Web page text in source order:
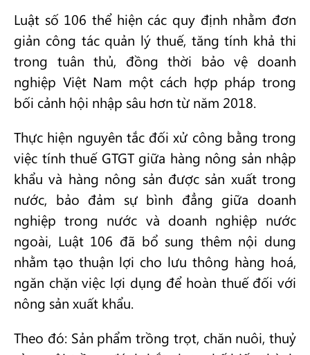
Luật số 106 thể hiện các quy định nhằm đơn
giản công tác quản lý thuế, tăng tính khả thi
trong tuân thủ, đồng thời bảo vệ doanh
nghiệp Việt Nam một cách hợp pháp trong
bối cảnh hội nhập sâu hơn từ năm 2018.
Thực hiện nguyên tắc đối xử công bằng trong
việc tính thuế GTGT giữa hàng nông sản nhập
khẩu và hàng nông sản được sản xuất trong
nước, bảo đảm sự bình đẳng giữa doanh
nghiệp trong nước và doanh nghiệp nước
ngoài, Luật 106 đã bổ sung thêm nội dung
nhằm tạo thuận lợi cho lưu thông hàng hoá,
ngăn chặn việc lợi dụng để hoàn thuế đối với
nông sản xuất khẩu.
Theo đó: Sản phẩm trồng trọt, chăn nuôi, thuỷ